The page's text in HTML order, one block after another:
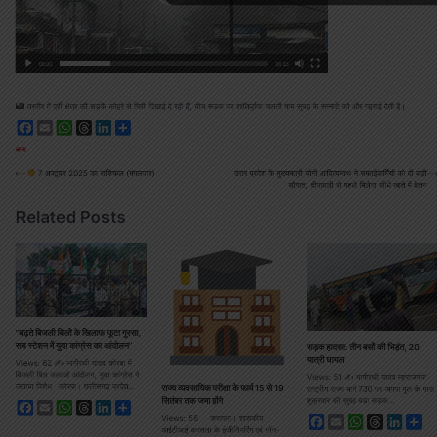
00:00 00:13
तस्वीर में दर्री क्षेत्र की सड़कें कोहरे से घिरी दिखाई दे रही हैं, बीच सड़क पर शांतिपूर्वक चलती गाय सुबह के सन्नाटे को और गहराई देती है।
Facebook
EmailWhatsApp
Threads
LinkedIn
अन्य
Post
⟵ 7 अक्टूबर 2025 का राशिफल (मंगलवार)
उत्तर प्रदेश के मुख्यमंत्री योगी आदित्यनाथ ने सफाईकर्मियों को दी बड़ी
सौगात, दीपावली से पहले मिलेगा सीधे खाते में वेतन
Related Posts
“बढ़ते बिजली बिलों के खिलाफ फूटा गुस्सा,
सब स्टेशन में युवा कांग्रेस का आंदोलन”
Views: 62 ✍️ भागीरथी यादव कोरबा में
बिजली बिल जलाओ आंदोलन, युवा कांग्रेस ने
जताया विरोध कोरबा। छत्तीसगढ़ प्रदेश…
Facebook
EmailWhatsApp
Threads
LinkedIn
Share
राज्य व्यवसायिक परीक्षा के फार्म 15 से 19
सितंबर तक जमा होंगे
Views: 56 करतला। शासकीय
आईटीआई करतला के इंजीनियरिंग एवं नॉन-
सड़क हादसा: तीन बसों की भिड़ंत, 20
यात्री घायल
Views: 51 ✍️ भागीरथी यादव महराजगंज।
राष्ट्रीय राज्य मार्ग 730 पर अगया पुल के पास
शुक्रवार की सुबह बड़ा सड़क…
Facebook
Email